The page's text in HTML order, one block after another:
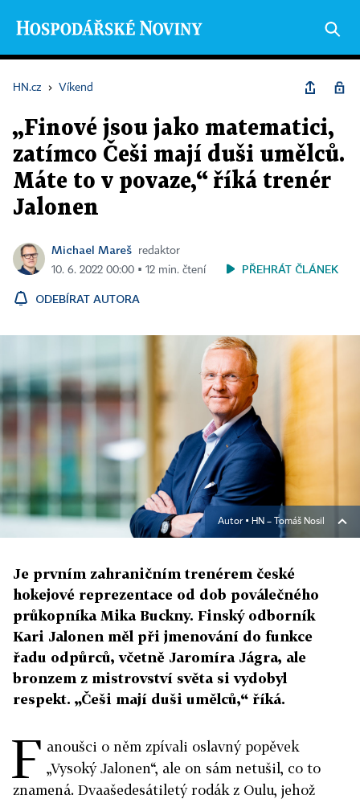
HN.cz › Víkend
„Finové jsou jako matematici,
zatímco Češi mají duši umělců.
Máte to v povaze,“ říká trenér
Jalonen
Michael Mareš
redaktor
10. 6. 2022 00:00 ▪ 12 min. čtení
PŘEHRÁT ČLÁNEK
ODEBÍRAT AUTORA
Autor ▪ HN – Tomáš Nosil
Je prvním zahraničním trenérem české
hokejové reprezentace od dob poválečného
průkopníka Mika Buckny. Finský odborník
Kari Jalonen měl při jmenování do funkce
řadu odpůrců, včetně Jaromíra Jágra, ale
bronzem z mistrovství světa si vydobyl
respekt. „Češi mají duši umělců,“ říká.
F anoušci o něm zpívali oslavný popěvek
„Vysoký Jalonen“, ale on sám netušil, co to
znamená. Dvaašedesátiletý rodák z Oulu, jehož